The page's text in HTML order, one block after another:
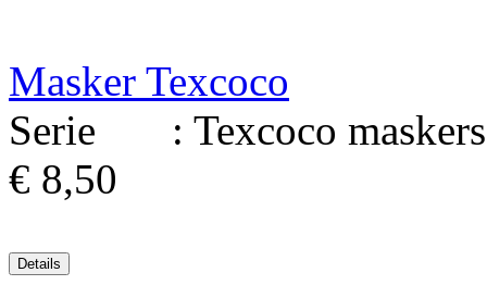
Masker Texcoco
Serie : Texcoco maskers
€ 8,50